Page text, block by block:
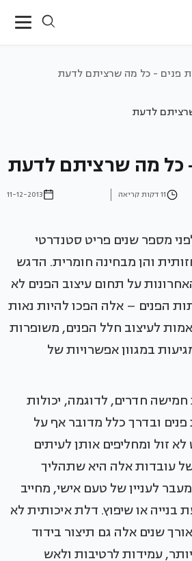
פנים - כל מה שרציתם לדעת
כל מה שרציתם לדעת
11 דקות קריאה 11-12-2013
מספר שנים פריט סטנדרטי
והן מבחינה חומרית. הדגש
על תחום עיצוב הפנים לא
הפנים – אלה הפכו להיות נאות
לעיצוב חלל הפנים, משופרות
במגוון אפשרויות של
חדרים, לדוגמה, יכולות
7 דלתות פנים ובדרך כלל מדובר אף על
זול ומחליפים אותן לעיתים
עובדות אלה היא שתהליך
לעניין של טעם אישי, מחייב
בנייה או שיפוץ. דלת איכותית לא
שנים אלה גם תיצור בידוד
עמידות לרטיבות ולאש